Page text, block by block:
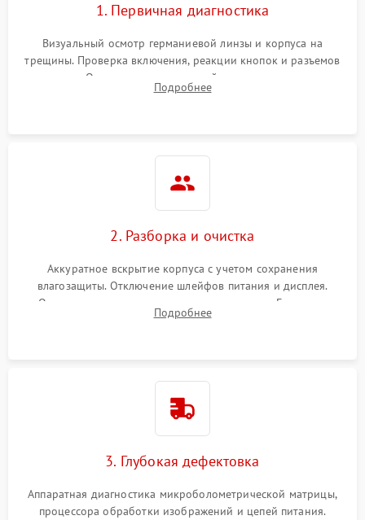
1. Первичная диагностика
Визуальный осмотр германиевой линзы и корпуса на
трещины. Проверка включения, реакции кнопок и разъемов
зарядки. Оценка вывода тепловой сигнатуры на экран,
проверка базовых функций и считывание системных
Подробнее
2. Разборка и очистка
Аккуратное вскрытие корпуса с учетом сохранения
влагозащиты. Отключение шлейфов питания и дисплея.
Очистка внутренних плат от окислов и пыли. Бережная
обработка германиевого объектива специализированными
Подробнее
3. Глубокая дефектовка
Аппаратная диагностика микроболометрической матрицы,
процессора обработки изображений и цепей питания.